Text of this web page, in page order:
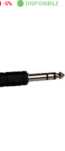
-5% DISPONIBILE